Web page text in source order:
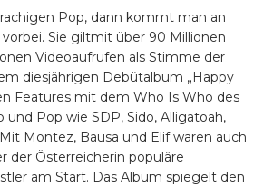
Pop, dann kommt man an
Sie giltmit über 90 Millionen
Videoaufrufen als Stimme der
diesjährigen Debütalbum „Happy
Features mit dem Who Is Who des
und Pop wie SDP, Sido, Alligatoah,
Montez, Bausa und Elif waren auch
der Österreicherin populäre
am Start. Das Album spiegelt den